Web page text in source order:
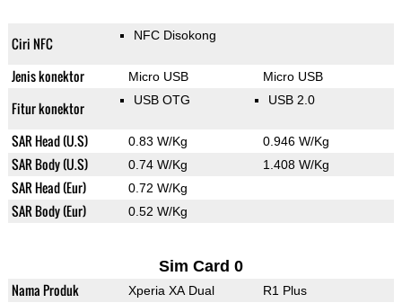
Ciri NFC NFC Disokong
Jenis konektor Micro USB Micro USB
Fitur konektor USB OTG USB 2.0
SAR Head (U.S) 0.83 W/Kg 0.946 W/Kg
SAR Body (U.S) 0.74 W/Kg 1.408 W/Kg
SAR Head (Eur) 0.72 W/Kg
SAR Body (Eur) 0.52 W/Kg
Sim Card 0
Nama Produk Xperia XA Dual R1 Plus